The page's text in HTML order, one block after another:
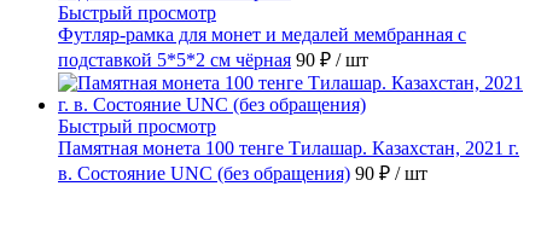
Быстрый просмотр
Футляр-рамка для монет и медалей мембранная с
подставкой 5*5*2 см чёрная 90 ₽ / шт
Быстрый просмотр
Памятная монета 100 тенге Тилашар. Казахстан, 2021 г.
в. Состояние UNC (без обращения) 90 ₽ / шт